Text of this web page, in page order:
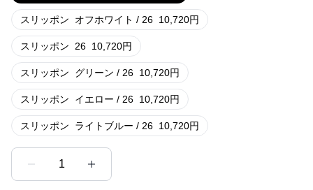
スリッポン オフホワイト / 26 10,720円
スリッポン 26 10,720円
スリッポン グリーン / 26 10,720円
スリッポン イエロー / 26 10,720円
スリッポン ライトブルー / 26 10,720円
1